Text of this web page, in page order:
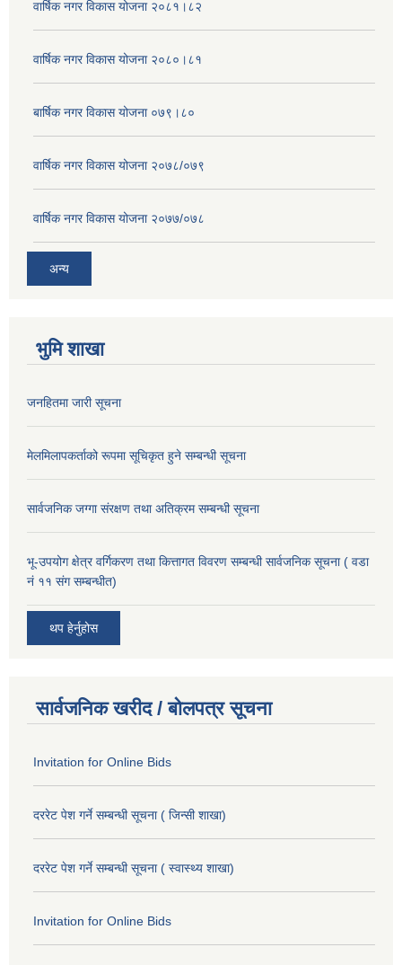
वार्षिक नगर विकास योजना २०८१।८२
वार्षिक नगर विकास योजना २०८०।८१
बार्षिक नगर विकास योजना ०७९।८०
वार्षिक नगर विकास योजना २०७८/०७९
वार्षिक नगर विकास योजना २०७७/०७८
अन्य
भुमि शाखा
जनहितमा जारी सूचना
मेलमिलापकर्ताको रूपमा सूचिकृत हुने सम्बन्धी सूचना
सार्वजनिक जग्गा संरक्षण तथा अतिक्रम सम्बन्धी सूचना
भू-उपयोग क्षेत्र वर्गिकरण तथा कित्तागत विवरण सम्बन्धी सार्वजनिक सूचना ( वडा
नं ११ संग सम्बन्धीत)
थप हेर्नुहोस
सार्वजनिक खरीद / बोलपत्र सूचना
Invitation for Online Bids
दररेट पेश गर्ने सम्बन्धी सूचना ( जिन्सी शाखा)
दररेट पेश गर्ने सम्बन्धी सूचना ( स्वास्थ्य शाखा)
Invitation for Online Bids